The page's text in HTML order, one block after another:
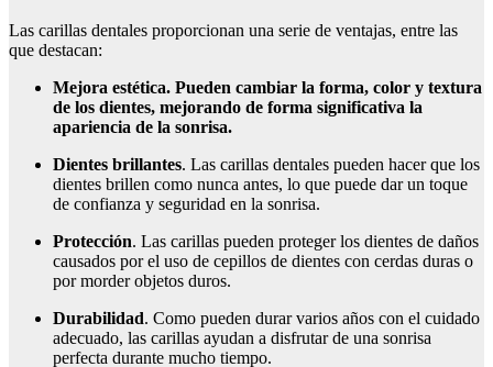
Las carillas dentales proporcionan una serie de ventajas, entre las
que destacan:
Mejora estética. Pueden cambiar la forma, color y textura
de los dientes, mejorando de forma significativa la
apariencia de la sonrisa.
Dientes brillantes. Las carillas dentales pueden hacer que los
dientes brillen como nunca antes, lo que puede dar un toque
de confianza y seguridad en la sonrisa.
Protección. Las carillas pueden proteger los dientes de daños
causados por el uso de cepillos de dientes con cerdas duras o
por morder objetos duros.
Durabilidad. Como pueden durar varios años con el cuidado
adecuado, las carillas ayudan a disfrutar de una sonrisa
perfecta durante mucho tiempo.